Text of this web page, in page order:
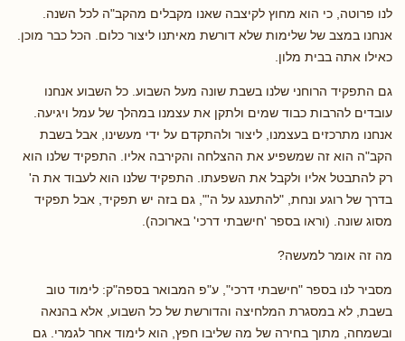
לנו פרוטה, כי הוא מחוץ לקיצבה שאנו מקבלים מהקב"ה לכל השנה.
אנחנו במצב של שלימות שלא דורשת מאיתנו ליצור כלום. הכל כבר מוכן.
כאילו אתה בבית מלון.
גם התפקיד הרוחני שלנו בשבת שונה מעל השבוע. כל השבוע אנחנו
עובדים להרבות כבוד שמים ולתקן את עצמנו במהלך של עמל ויגיעה.
אנחנו מתרכזים בעצמנו, ליצור ולהתקדם על ידי מעשינו, אבל בשבת
הקב"ה הוא זה שמשפיע את ההצלחה והקירבה אליו. התפקיד שלנו הוא
רק להתבטל אליו ולקבל את השפעתו. התפקיד שלנו הוא לעבוד את ה'
בדרך של רוגע ונחת, "להתענג על ה'", גם בזה יש תפקיד, אבל תפקיד
מסוג שונה. (וראו בספר 'חישבתי דרכי' בארוכה).
מה זה אומר למעשה?
מסביר לנו בספר "חישבתי דרכי", ע"פ המבואר בספה"ק: לימוד טוב
בשבת, לא במסגרת המלחיצה והדורשת של כל השבוע, אלא בהנאה
ובשמחה, מתוך בחירה של מה שליבו חפץ, הוא לימוד אחר לגמרי. גם